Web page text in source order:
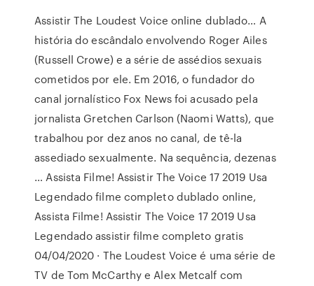
Assistir The Loudest Voice online dublado… A
história do escândalo envolvendo Roger Ailes
(Russell Crowe) e a série de assédios sexuais
cometidos por ele. Em 2016, o fundador do
canal jornalístico Fox News foi acusado pela
jornalista Gretchen Carlson (Naomi Watts), que
trabalhou por dez anos no canal, de tê-la
assediado sexualmente. Na sequência, dezenas
… Assista Filme! Assistir The Voice 17 2019 Usa
Legendado filme completo dublado online,
Assista Filme! Assistir The Voice 17 2019 Usa
Legendado assistir filme completo gratis
04/04/2020 · The Loudest Voice é uma série de
TV de Tom McCarthy e Alex Metcalf com